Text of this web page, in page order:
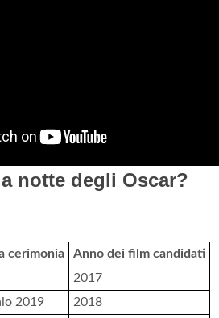
notte degli Oscar?
cerimonia
Anno dei film candidati
2017
2019
2018